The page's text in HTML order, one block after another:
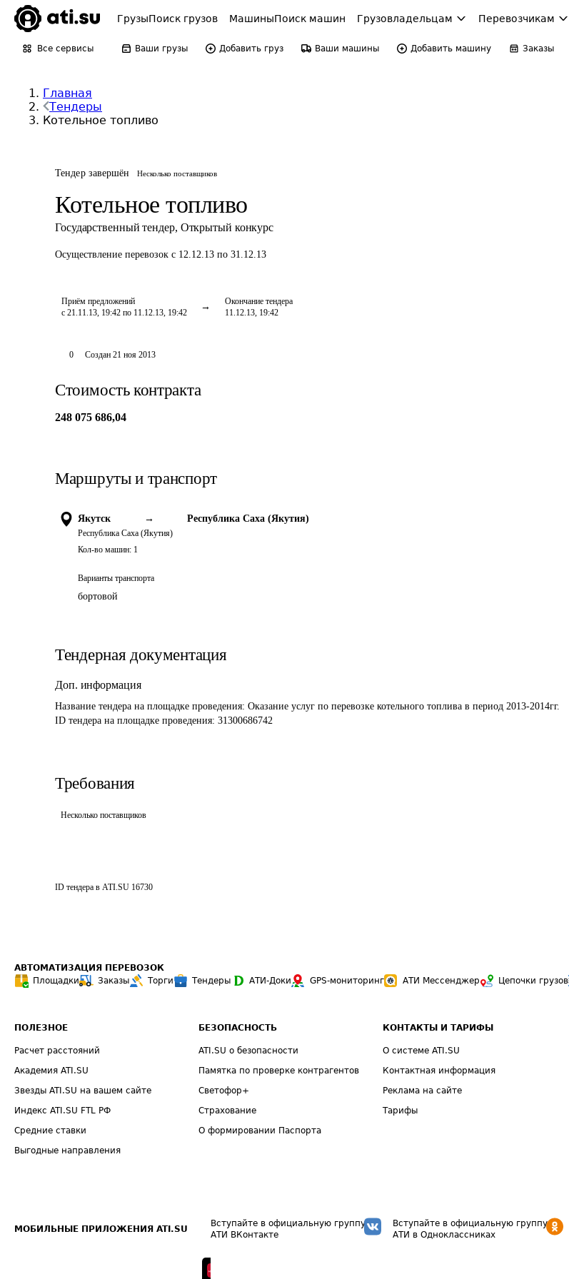
ГрузыПоиск грузов МашиныПоиск машин Грузовладельцам Перевозчикам
Все сервисы Ваши грузы Добавить груз Ваши машины Добавить машину Заказы
Главная
Тендеры
Котельное топливо
Тендер завершён Несколько поставщиков
Котельное топливо
Государственный тендер, Открытый конкурс
Осуществление перевозок с 12.12.13 по 31.12.13
Приём предложений
с 21.11.13, 19:42 по 11.12.13, 19:42
Окончание тендера
11.12.13, 19:42
0 Создан 21 ноя 2013
Стоимость контракта
248 075 686,04
Маршруты и транспорт
Якутск →
Республика Саха (Якутия)
Республика Саха (Якутия)
Кол-во машин: 1
Варианты транспорта
бортовой
Тендерная документация
Доп. информация
Название тендера на площадке проведения: Оказание услуг по перевозке котельного топлива в период 2013-2014гг.
ID тендера на площадке проведения: 31300686742
Требования
Несколько поставщиков
ID тендера в ATI.SU 16730
АВТОМАТИЗАЦИЯ ПЕРЕВОЗОК
Площадки
Заказы Торги Тендеры АТИ-Доки GPS-мониторинг АТИ Мессенджер Цепочки грузов
ПОЛЕЗНОЕ
Расчет расстояний
Академия ATI.SU
Звезды ATI.SU на вашем сайте
Индекс ATI.SU FTL РФ
Средние ставки
Выгодные направления
БЕЗОПАСНОСТЬ
ATI.SU о безопасности
Памятка по проверке контрагентов
Светофор+
Страхование
О формировании Паспорта
КОНТАКТЫ И ТАРИФЫ
О системе ATI.SU
Контактная информация
Реклама на сайте
Тарифы
МОБИЛЬНЫЕ ПРИЛОЖЕНИЯ ATI.SU
Вступайте в официальную группу
АТИ ВКонтакте
Вступайте в официальную группу
АТИ в Одноклассниках